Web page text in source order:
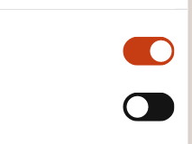
SONT UTILES